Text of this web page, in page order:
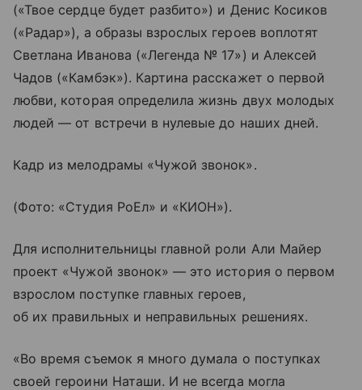
(«Твое сердце будет разбито») и Денис Косиков
(«Радар»), а образы взрослых героев воплотят
Светлана Иванова («Легенда № 17») и Алексей
Чадов («Камбэк»). Картина расскажет о первой
любви, которая определила жизнь двух молодых
людей — от встречи в нулевые до наших дней.
Кадр из мелодрамы «Чужой звонок».
(Фото: «Студия РоЕл» и «КИОН»).
Для исполнительницы главной роли Али Майер
проект «Чужой звонок» — это история о первом
взрослом поступке главных героев,
об их правильных и неправильных решениях.
«Во время съемок я много думала о поступках
своей героини Наташи. И не всегда могла